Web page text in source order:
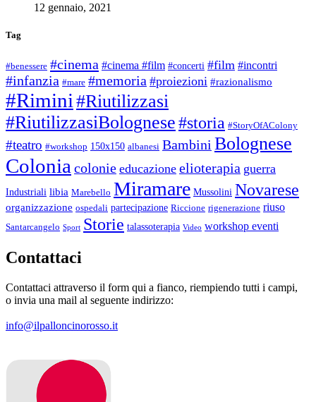
12 gennaio, 2021
Tag
#benessere #cinema #cinema #film #concerti #film #incontri
#infanzia #mare #memoria #proiezioni #razionalismo
#Rimini #Riutilizzasi
#RiutilizzasiBolognese#storia #StoryOfAColony
#teatro #workshop 150x150 albanesi Bambini Bolognese
Colonia colonie educazione elioterapia guerra
Industriali libia Marebello Miramare Mussolini Novarese
organizzazione ospedali partecipazione Riccione rigenerazione riuso
Santarcangelo Sport Storie talassoterapia Video workshop eventi
Contattaci
Contattaci attraverso il form qui a fianco, riempiendo tutti i campi,
o invia una mail al seguente indirizzo:
info@ilpalloncinorosso.it